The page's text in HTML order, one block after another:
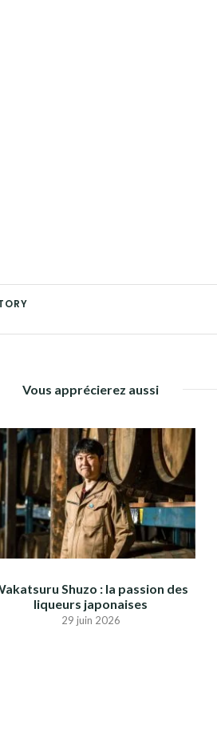
Vous apprécierez aussi
Shuzo : la passion des
liqueurs japonaises
29 juin 2026